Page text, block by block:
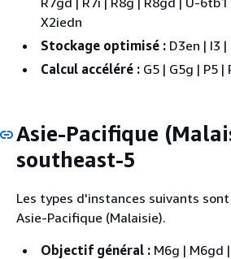
X2iedn
Stockage optimisé : D3en | I3
Calcul accéléré : G5 | G5g | P5 |
Asie-Pacifique
southeast-5
Les types d'instances suivants
Asie-Pacifique (Malaisie).
Objectif général : M6g | M6gd